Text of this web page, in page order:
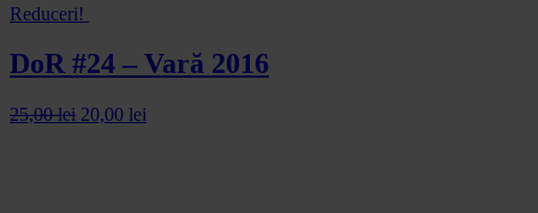
Reduceri!
DoR #24 – Vară 2016
25,00lei 20,00 lei